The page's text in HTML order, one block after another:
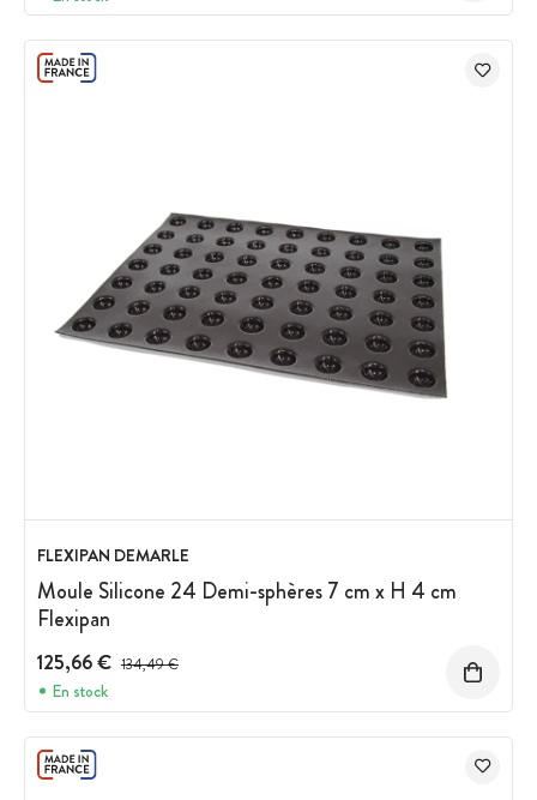
FLEXIPAN DEMARLE
Moule Silicone 24 Demi-sphères 7 cm x H 4 cm
Flexipan
125,66 € Prix avant réduction :
134,49 €
En stock